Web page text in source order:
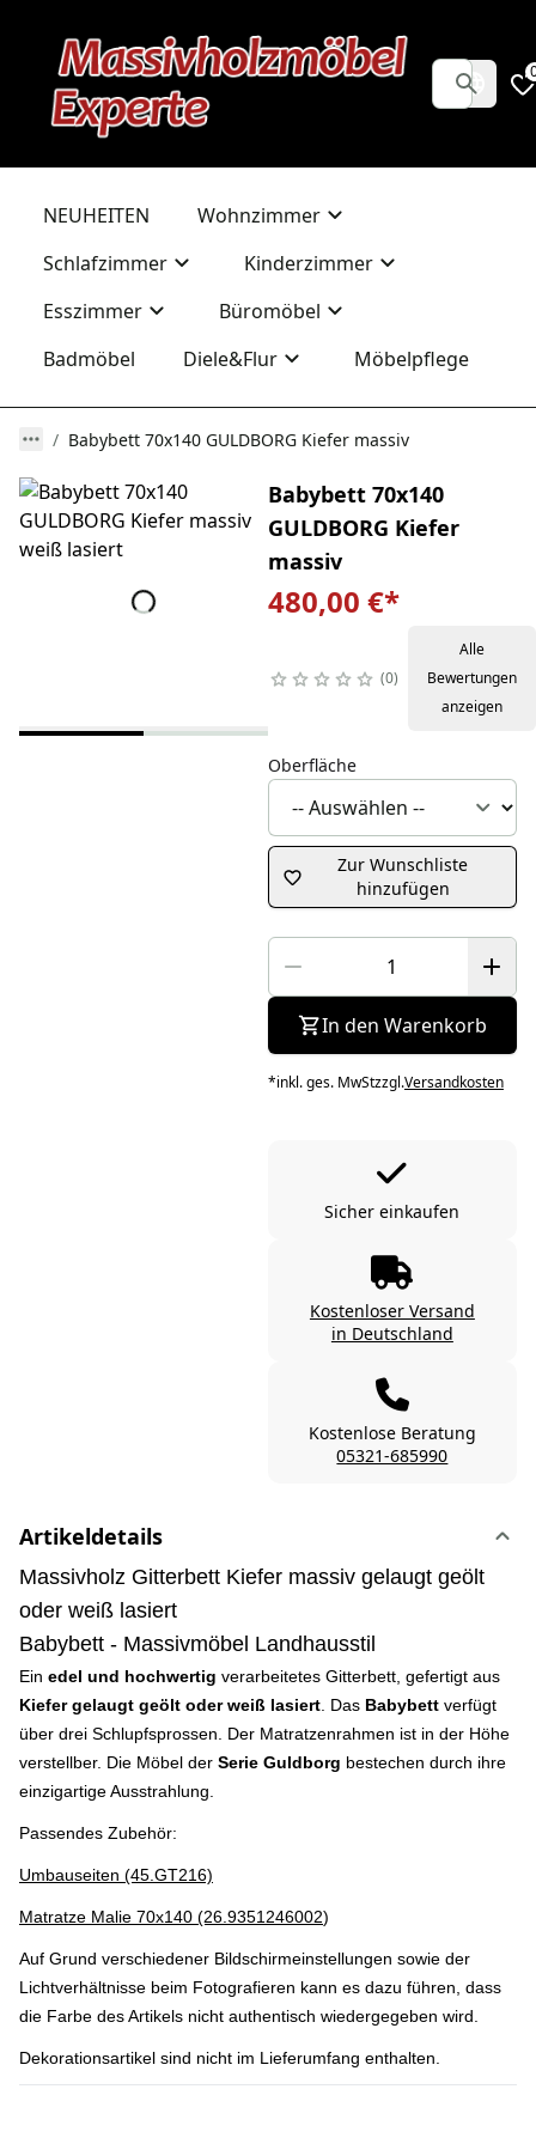
NEUHEITEN
Wohnzimmer
Schlafzimmer
Kinderzimmer
Esszimmer
Büromöbel
Badmöbel
Diele&Flur Möbelpflege
Babybett 70x140 GULDBORG Kiefer massiv
Babybett 70x140
GULDBORG Kiefer
massiv
480,00 €*
0
Alle
Bewertungen
anzeigen
Oberfläche
Zur Wunschliste
hinzufügen
In den Warenkorb
*inkl. ges. MwStzzgl.Versandkosten
Sicher einkaufen
Kostenloser Versand
in Deutschland
Kostenlose Beratung
05321-685990
Artikeldetails
Massivholz Gitterbett Kiefer massiv gelaugt geölt
oder weiß lasiert
Babybett - Massivmöbel Landhausstil
Ein edel und hochwertig verarbeitetes Gitterbett, gefertigt aus
Kiefer gelaugt geölt oder weiß lasiert . Das Babybett verfügt
über drei Schlupfsprossen. Der Matratzenrahmen ist in der Höhe
verstellber. Die Möbel der Serie Guldborg bestechen durch ihre
einzigartige Ausstrahlung.
Passendes Zubehör:
Umbauseiten (45.GT216)
Matratze Malie 70x140 (26.9351246002)
Auf Grund verschiedener Bildschirmeinstellungen sowie der
Lichtverhältnisse beim Fotografieren kann es dazu führen, dass
die Farbe des Artikels nicht authentisch wiedergegeben wird.
Dekorationsartikel sind nicht im Lieferumfang enthalten.